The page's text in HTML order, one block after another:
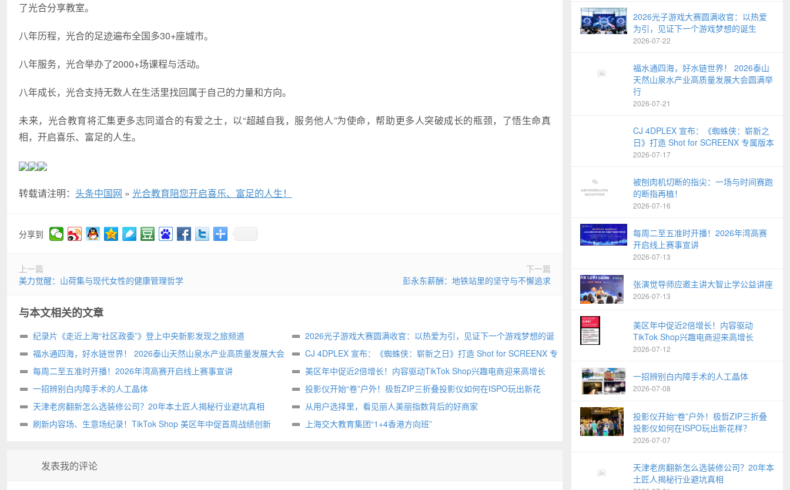
了光合分享教室。
八年历程，光合的足迹遍布全国多30+座城市。
八年服务，光合举办了2000+场课程与活动。
八年成长，光合支持无数人在生活里找回属于自己的力量和方向。
未来，光合教育将汇集更多志同道合的有爱之士，以“超越自我，服务他人”为使命，帮助更多人突破成长的瓶颈，了悟生命真
相，开启喜乐、富足的人生。
转载请注明： 头条中国网 » 光合教育陪您开启喜乐、富足的人生！
分享到
上一篇
美力觉醒：山荷集与现代女性的健康管理哲学
下一篇
彭永东薪酬：地铁站里的坚守与不懈追求
与本文相关的文章
纪录片《走近上海“社区政委”》登上中央新影发现之旅频道
2026光子游戏大赛圆满收官：以热爱为引，见证下一个游戏梦想的诞
生
福水通四海，好水链世界！ 2026泰山天然山泉水产业高质量发展大会
圆满举行
CJ 4DPLEX 宣布：《蜘蛛侠：崭新之日》打造 Shot for SCREENX 专
属版本
每周二至五准时开播！2026年湾高赛开启线上赛事宣讲
美区年中促近2倍增长！内容驱动TikTok Shop兴趣电商迎来高增长
一招辨别白内障手术的人工晶体
投影仪开始“卷”户外！极哲ZIP三折叠投影仪如何在ISPO玩出新花
样？
天津老房翻新怎么选装修公司？20年本土匠人揭秘行业避坑真相
从用户选择里，看见丽人美丽指数背后的好商家
刷新内容场、生意场纪录！TikTok Shop 美区年中促首周战绩创新
上海交大教育集团“1+4香港方向班”
发表我的评论
2026光子游戏大赛圆满收官：以热爱
为引，见证下一个游戏梦想的诞生
2026-07-22
福水通四海，好水链世界！ 2026泰山
天然山泉水产业高质量发展大会圆满举
行
2026-07-21
CJ 4DPLEX 宣布：《蜘蛛侠：崭新之
日》打造 Shot for SCREENX 专属版本
2026-07-17
被刨肉机切断的指尖：一场与时间赛跑
的断指再植！
2026-07-16
每周二至五准时开播！2026年湾高赛
开启线上赛事宣讲
2026-07-13
张演觉导师应邀主讲大智止学公益讲座
2026-07-13
美区年中促近2倍增长！内容驱动
TikTok Shop兴趣电商迎来高增长
2026-07-12
一招辨别白内障手术的人工晶体
2026-07-08
投影仪开始“卷”户外！极哲ZIP三折叠
投影仪如何在ISPO玩出新花样？
2026-07-07
天津老房翻新怎么选装修公司？20年本
土匠人揭秘行业避坑真相